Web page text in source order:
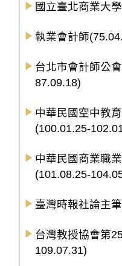
國立臺北商業大
執業會計師
台北市會計師公
87.09.18)
中華民國空中教
(100.01.25-
中華民國商業職
(101.08.25-
臺灣時報社論主
台灣教授協會第
109.07.31)